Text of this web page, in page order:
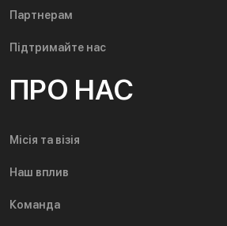
Партнерам
Підтримайте нас
ПРО НАС
Місія та візія
Наш вплив
Команда